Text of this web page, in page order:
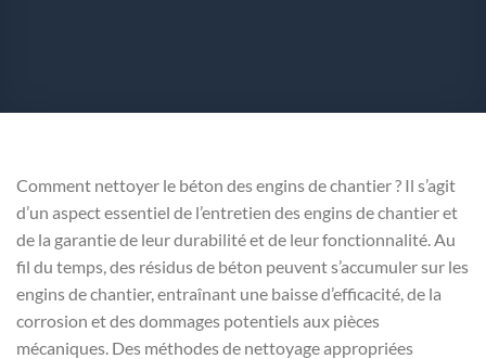
Comment nettoyer le béton des engins de chantier ? Il s’agit
d’un aspect essentiel de l’entretien des engins de chantier et
de la garantie de leur durabilité et de leur fonctionnalité. Au
fil du temps, des résidus de béton peuvent s’accumuler sur les
engins de chantier, entraînant une baisse d’efficacité, de la
corrosion et des dommages potentiels aux pièces
mécaniques. Des méthodes de nettoyage appropriées